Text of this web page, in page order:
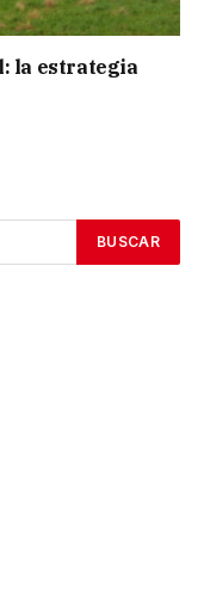
la estrategia